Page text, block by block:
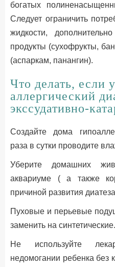
богатых
Следует ограничить
жидкости,
продукты (сухофрукты,
(аспаркам, панангин).
Что делать, если
аллергический
экссудативно-
Создайте дома
раза в сутки проводите
Уберите домашних
аквариуме ( а также
причиной развития
Пуховые и перьевые
заменить на синтетические.
Не используйте
недомогании ребенка без